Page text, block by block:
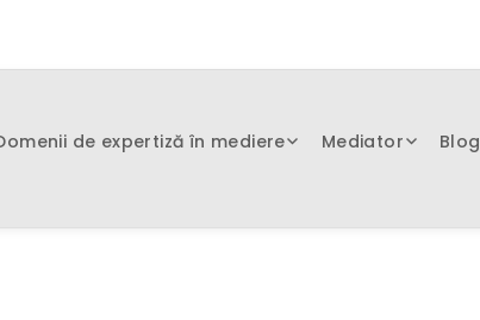
de expertiză în mediere Mediator Blog